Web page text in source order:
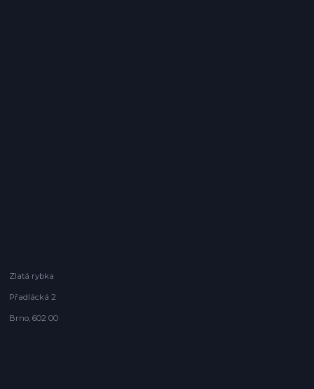
Zlatá rybka
Přadlácká 2
Brno, 602 00